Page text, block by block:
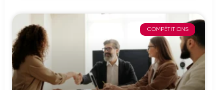
COMPÉTITIONS